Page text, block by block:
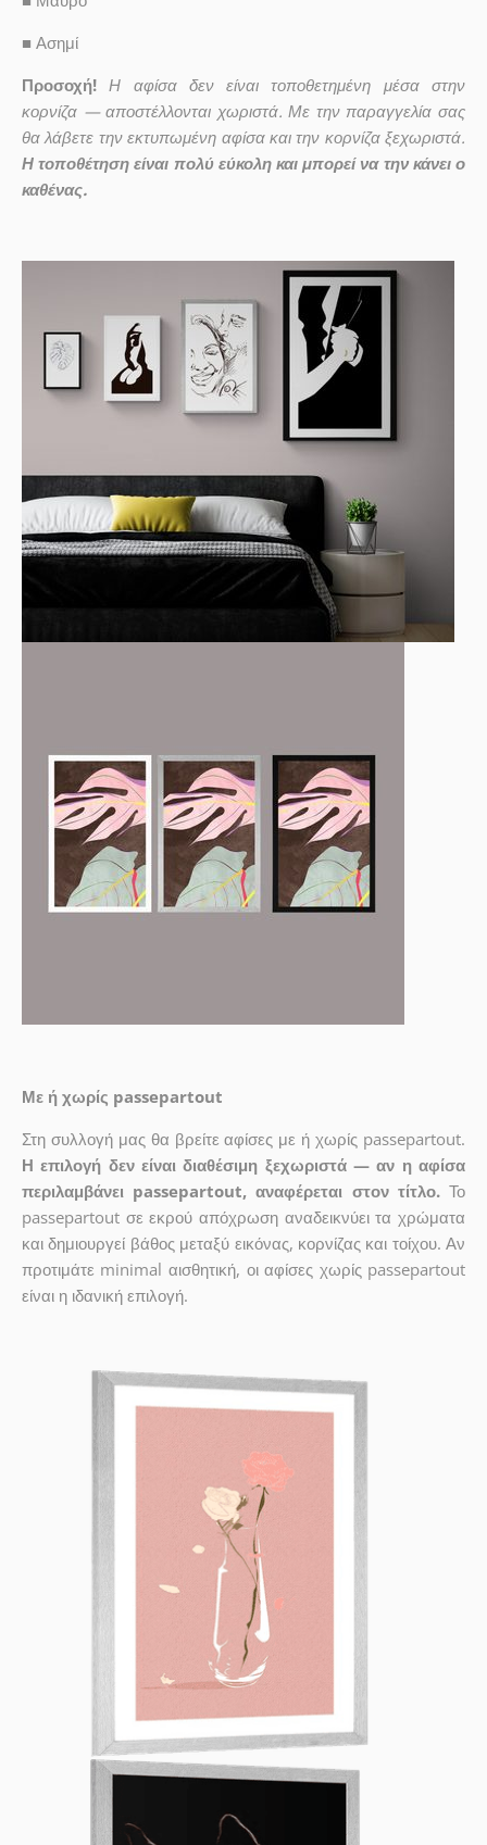
■ Ασημί
Προσοχή! Η αφίσα δεν είναι τοποθετημένη μέσα στην
κορνίζα — αποστέλλονται χωριστά. Με την παραγγελία σας
θα λάβετε την εκτυπωμένη αφίσα και την κορνίζα ξεχωριστά.
Η τοποθέτηση είναι πολύ εύκολη και μπορεί να την κάνει ο
καθένας.
Με ή χωρίς passepartout
Στη συλλογή μας θα βρείτε αφίσες με ή χωρίς passepartout.
Η επιλογή δεν είναι διαθέσιμη ξεχωριστά — αν η αφίσα
περιλαμβάνει passepartout, αναφέρεται στον τίτλο. Το
passepartout σε εκρού απόχρωση αναδεικνύει τα χρώματα
και δημιουργεί βάθος μεταξύ εικόνας, κορνίζας και τοίχου. Αν
προτιμάτε minimal αισθητική, οι αφίσες χωρίς passepartout
είναι η ιδανική επιλογή.